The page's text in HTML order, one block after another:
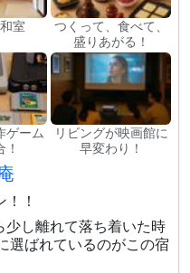
室
つくって、食べて、
盛りあがる！
ゲーム
リビングが映画館に
早変わり！
！
し離れて落ち着いた時
選ばれているのがこの宿